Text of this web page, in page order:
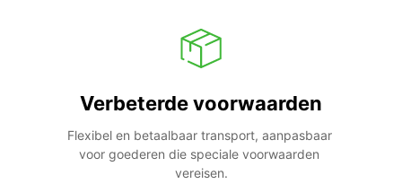
Verbeterde voorwaarden
Flexibel en betaalbaar transport, aanpasbaar
voor goederen die speciale voorwaarden
vereisen.